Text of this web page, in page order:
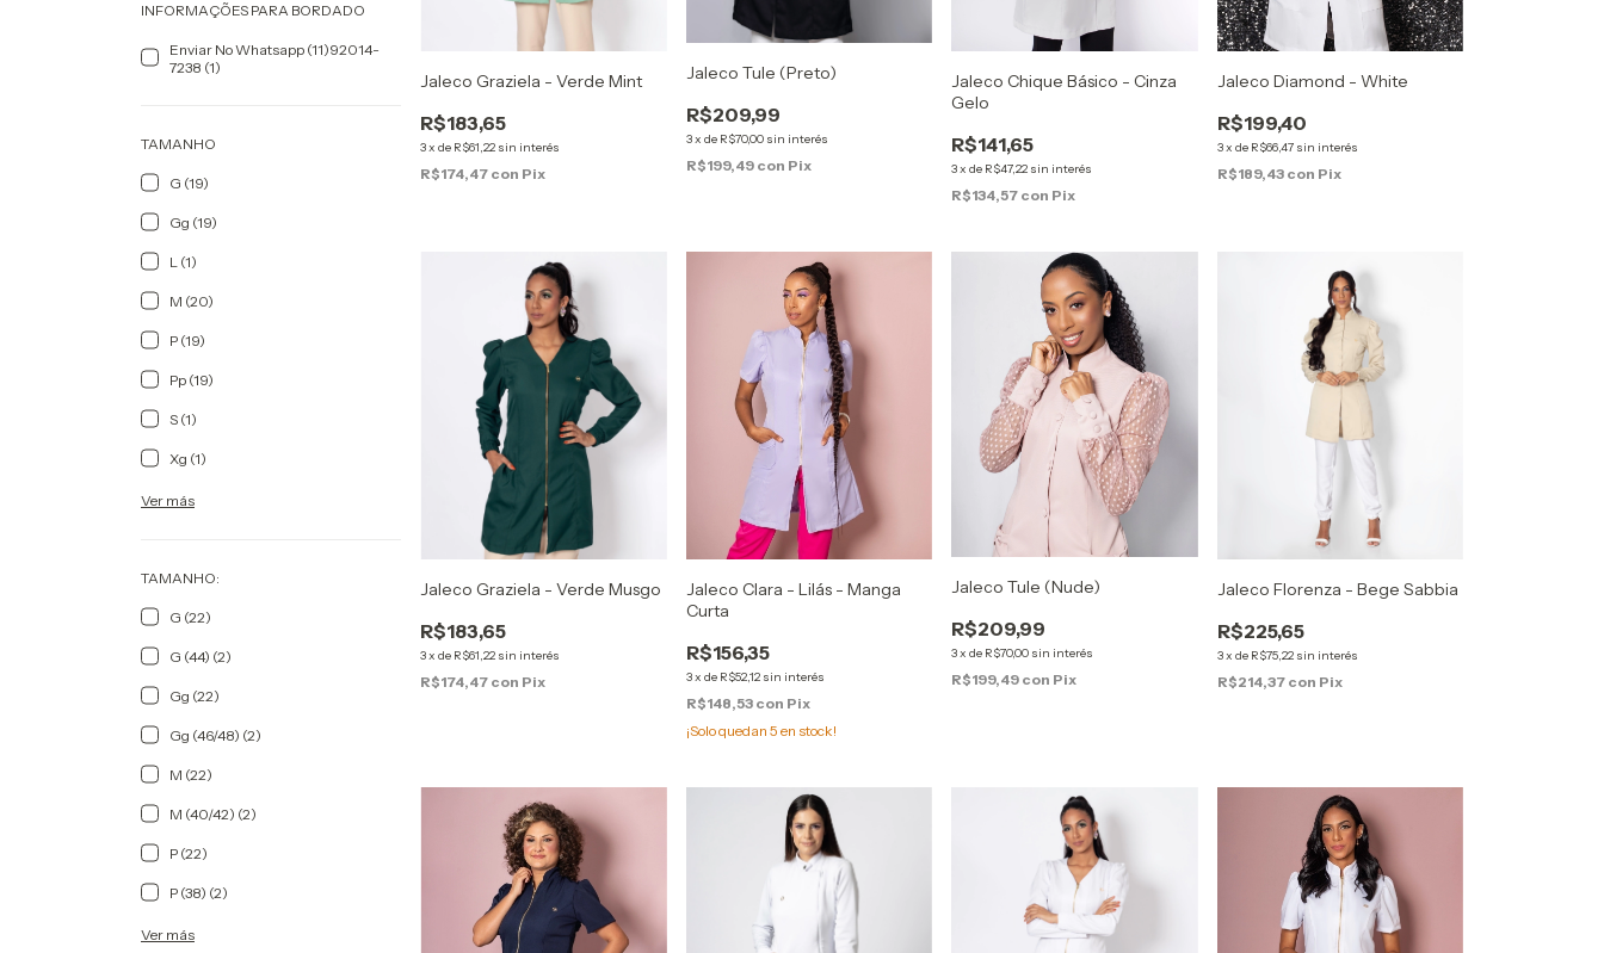
INFORMAÇÕES PARA BORDADO
Enviar No Whatsapp (11)92014-
7238 (1)
TAMANHO
G (19)
Gg (19)
L (1)
M (20)
P (19)
Pp (19)
S (1)
Xg (1)
Ver más
TAMANHO:
G (22)
G (44) (2)
Gg (22)
Gg (46/48) (2)
M (22)
M (40/42) (2)
P (22)
P (38) (2)
Ver más
Jaleco Graziela - Verde Mint
R$183,65
3xde R$61,22 sin interés
R$174,47 con Pix
Jaleco Tule (Preto)
R$209,99
3x de R$70,00 sin interés
R$199,49 con Pix
Jaleco Chique Básico - Cinza
Gelo
R$141,65
3xde R$47,22 sin interés
R$134,57 con Pix
Jaleco Diamond - White
R$199,40
3x de R$66,47 sin interés
R$189,43 con Pix
Jaleco Graziela - Verde Musgo
R$183,65
3xde R$61,22 sin interés
R$174,47 con Pix
Jaleco Clara - Lilás - Manga
Curta
R$156,35
3x de R$52,12 sin interés
R$148,53 con Pix
¡Solo quedan 5 en stock!
Jaleco Tule (Nude)
R$209,99
3xde R$70,00 sin interés
R$199,49 con Pix
Jaleco Florenza - Bege Sabbia
R$225,65
3x de R$75,22 sin interés
R$214,37 con Pix